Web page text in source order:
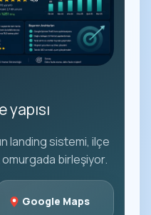
landing sistemi, ilçe
omurgada birleşiyor.
Google Maps